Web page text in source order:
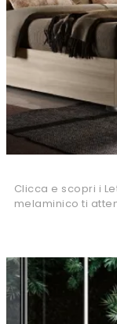
Clicca e scopri i
melaminico ti